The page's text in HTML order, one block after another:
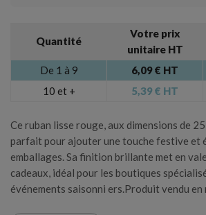
Créer une liste
Quantité
Votre prix
unitaire HT
De 1 à 9 6,09 € HT
10 et +
5,39 € HT
Ce ruban lisse rouge, aux dimensions de
parfait pour ajouter une touche festive et
emballages. Sa finition brillante met en
cadeaux, idéal pour les boutiques
événements saisonni ers.Produit vendu en